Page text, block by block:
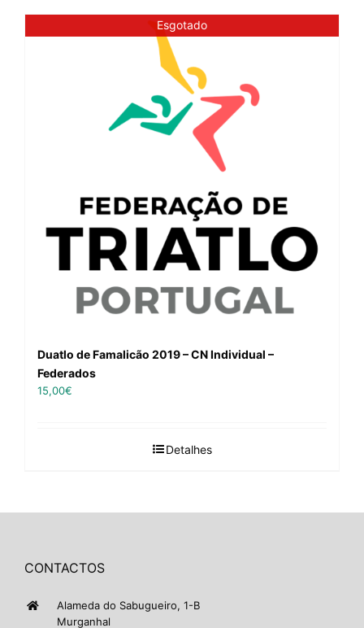
Esgotado
Duatlo de Famalicão 2019 – CN Individual –
Federados
15,00€
Detalhes
CONTACTOS
Alameda do Sabugueiro, 1-B
Murganhal